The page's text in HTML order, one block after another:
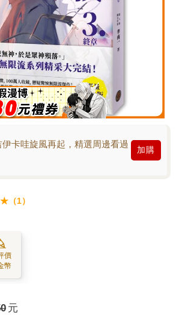
卡哇旋風再起，精選周邊看過
加購
1）
價
幣
元